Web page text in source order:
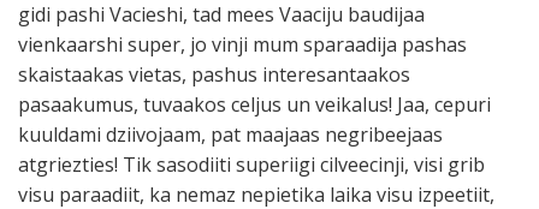
gidi pashi Vacieshi, tad mees Vaaciju baudijaa
vienkaarshi super, jo vinji mum sparaadija pashas
skaistaakas vietas, pashus interesantaakos
pasaakumus, tuvaakos celjus un veikalus! Jaa, cepuri
kuuldami dziivojaam, pat maajaas negribeejaas
atgriezties! Tik sasodiiti superiigi cilveecinji, visi grib
visu paraadiit, ka nemaz nepietika laika visu izpeetiit,